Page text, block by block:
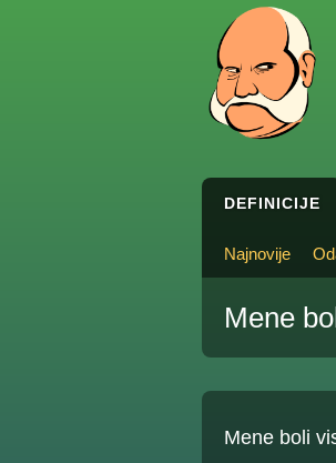
DEFINICIJE
Najnovije
Mene
Mene boli